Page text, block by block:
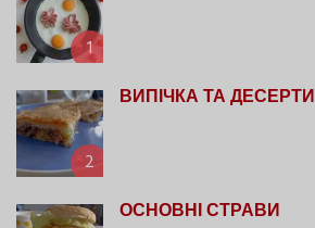
1
2
ВИПІЧКА ТА ДЕСЕРТИ
ОСНОВНІ СТРАВИ